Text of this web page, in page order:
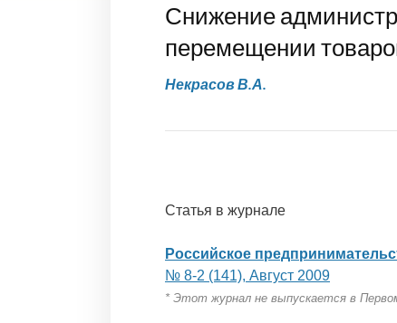
Снижение
перемещении
Некрасов В.А.
Статья в журнале
Российское
№ 8-2 (141), Август 2009
* Этот журнал не выпускается в